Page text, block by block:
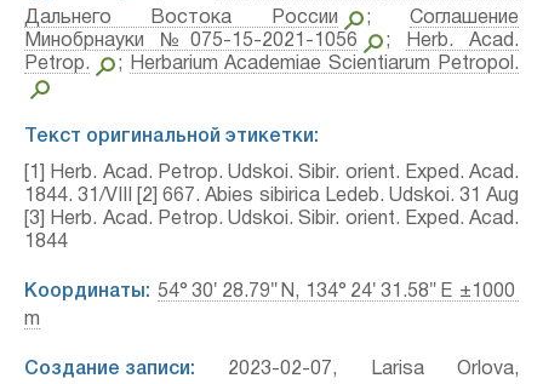
Дальнего Востока России
; Соглашение
Минобрнауки №075-15-2021-1056
;
Herb. Acad.
Petrop.
; Herbarium Academiae Scientiarum Petropol.
Текст оригинальной этикетки:
[1] Herb. Acad. Petrop. Udskoi. Sibir. orient. Exped. Acad.
1844. 31/VIII [2] 667. Abies sibirica Ledeb.⁣ Udskoi. 31 Aug
[3] Herb. Acad. Petrop. Udskoi. Sibir. orient. Exped. Acad.
1844
Координаты: 54° 30′ 28.79″ N, 134° 24′ 31.58″ E ±1000
m
Создание записи: 2023-02-07, Larisa Orlova,